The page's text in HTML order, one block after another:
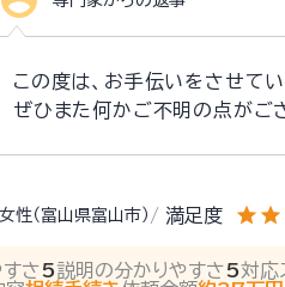
この度は、お手伝いをさせて
ぜひまた何かご不明の点がご
女性（富山県富山市） 満足度 star star
さ5説明の分かりやすさ5対応